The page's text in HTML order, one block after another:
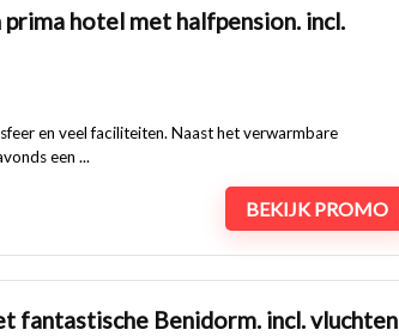
hotel met halfpension. incl.
en veel faciliteiten. Naast het verwarmbare
een ...
BEKIJK PROMO
fantastische Benidorm. incl. vluchten